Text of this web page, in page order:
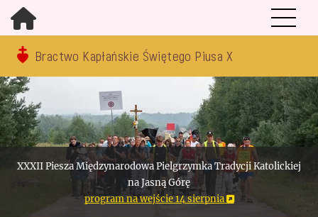
Bractwo Kapłańskie Świętego Piusa X
XXXII Piesza Międzynarodowa Pielgrzymka Tradycji Katolickiej
na Jasną Górę
program na wejście 14 sierpnia